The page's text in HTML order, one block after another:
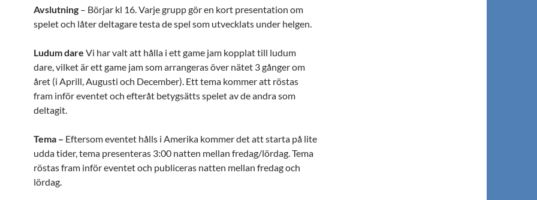
Avslutning – Börjar kl 16. Varje grupp gör en kort presentation om
spelet och låter deltagare testa de spel som utvecklats under helgen.
Ludum dare Vi har valt att hålla i ett game jam kopplat till ludum
dare, vilket är ett game jam som arrangeras över nätet 3 gånger om
året (i Aprill, Augusti och December). Ett tema kommer att röstas
fram inför eventet och efteråt betygsätts spelet av de andra som
deltagit.
Tema – Eftersom eventet hålls i Amerika kommer det att starta på lite
udda tider, tema presenteras 3:00 natten mellan fredag/lördag. Tema
röstas fram inför eventet och publiceras natten mellan fredag och
lördag.